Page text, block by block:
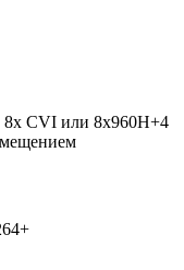
CVI или 8х960H+4